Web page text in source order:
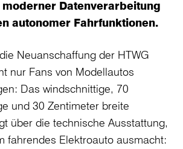
Datenverarbeitung
autonomer Fahrfunktionen.
Neuanschaffung der HTWG
nur Fans von Modellautos
Das windschnittige, 70
und 30 Zentimeter breite
über die technische Ausstattung,
fahrendes Elektroauto ausmacht: